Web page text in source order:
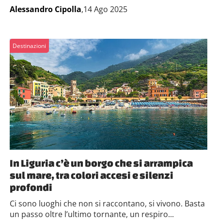
Alessandro Cipolla,14 Ago 2025
Destinazioni
In Liguria c’è un borgo che si arrampica
sul mare, tra colori accesi e silenzi
profondi
Ci sono luoghi che non si raccontano, si vivono. Basta
un passo oltre l’ultimo tornante, un respiro...